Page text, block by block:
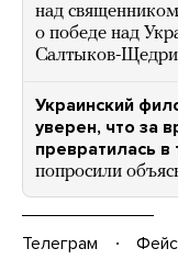
над
о победе над
Салтыков-
Украинский
уверен, что за
превратилась в
попросили
Телеграм